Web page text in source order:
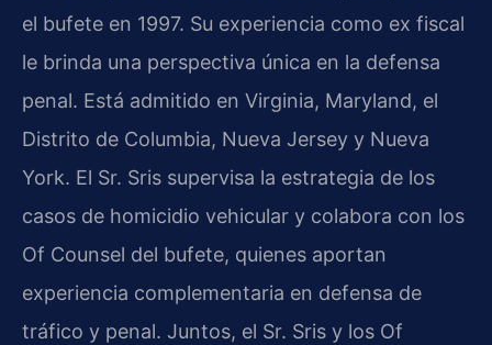
el bufete en 1997. Su experiencia como ex fiscal
le brinda una perspectiva única en la defensa
penal. Está admitido en Virginia, Maryland, el
Distrito de Columbia, Nueva Jersey y Nueva
York. El Sr. Sris supervisa la estrategia de los
casos de homicidio vehicular y colabora con los
Of Counsel del bufete, quienes aportan
experiencia complementaria en defensa de
tráfico y penal. Juntos, el Sr. Sris y los Of